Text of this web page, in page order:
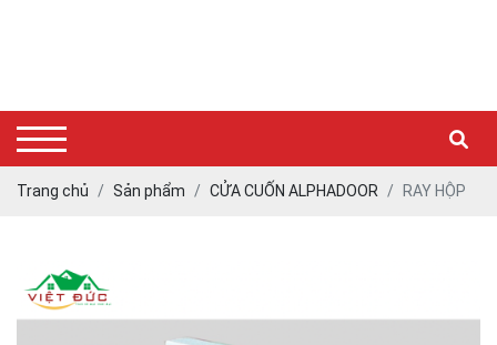
Trang chủ Sản phẩm CỬA CUỐN ALPHADOOR RAY HỘP